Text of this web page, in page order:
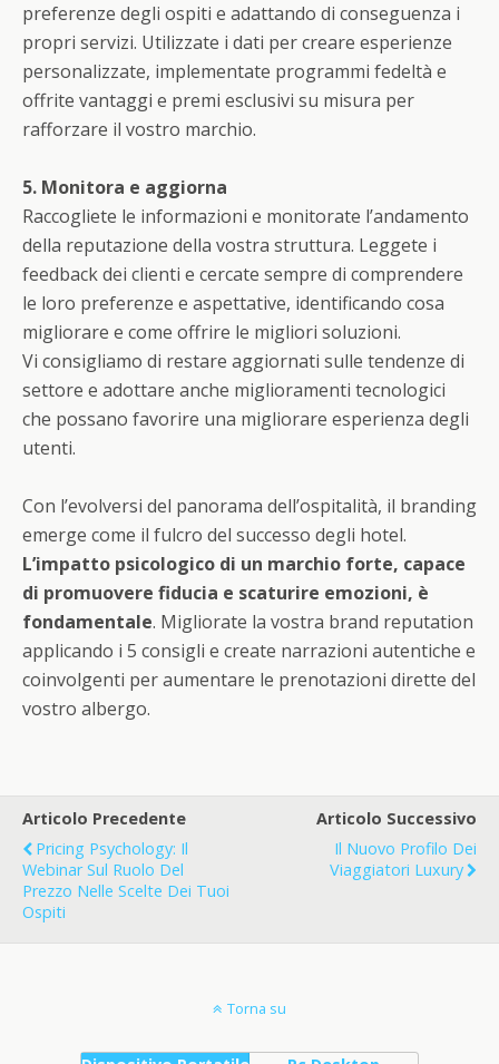
preferenze degli ospiti e adattando di conseguenza i
propri servizi. Utilizzate i dati per creare esperienze
personalizzate, implementate programmi fedeltà e
offrite vantaggi e premi esclusivi su misura per
rafforzare il vostro marchio.
5. Monitora e aggiorna
Raccogliete le informazioni e monitorate l’andamento
della reputazione della vostra struttura. Leggete i
feedback dei clienti e cercate sempre di comprendere
le loro preferenze e aspettative, identificando cosa
migliorare e come offrire le migliori soluzioni.
Vi consigliamo di restare aggiornati sulle tendenze di
settore e adottare anche miglioramenti tecnologici
che possano favorire una migliorare esperienza degli
utenti.
Con l’evolversi del panorama dell’ospitalità, il branding
emerge come il fulcro del successo degli hotel.
L’impatto psicologico di un marchio forte, capace
di promuovere fiducia e scaturire emozioni, è
fondamentale. Migliorate la vostra brand reputation
applicando i 5 consigli e create narrazioni autentiche e
coinvolgenti per aumentare le prenotazioni dirette del
vostro albergo.
Articolo Precedente
Pricing Psychology: Il
Webinar Sul Ruolo Del
Prezzo Nelle Scelte Dei Tuoi
Ospiti
Articolo Successivo
Il Nuovo Profilo Dei
Viaggiatori Luxury
Torna su